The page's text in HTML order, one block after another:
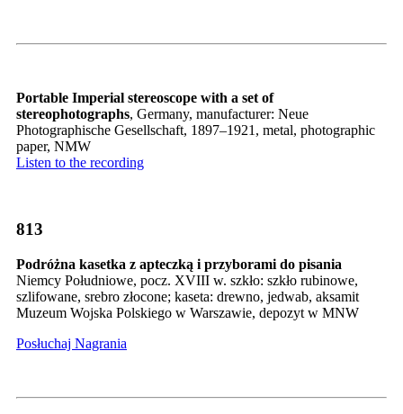
Portable Imperial stereoscope with a set of
stereophotographs, Germany, manufacturer: Neue
Photographische Gesellschaft, 1897–1921, metal, photographic
paper, NMW
Listen to the recording
813
Podróżna kasetka z apteczką i przyborami do pisania
Niemcy Południowe, pocz. XVIII w. szkło: szkło rubinowe,
szlifowane, srebro złocone; kaseta: drewno, jedwab, aksamit
Muzeum Wojska Polskiego w Warszawie, depozyt w MNW
Posłuchaj Nagrania